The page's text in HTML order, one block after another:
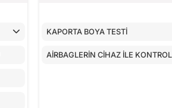
KAPORTA BOYA TESTİ
AİRBAGLERİN CİHAZ İLE